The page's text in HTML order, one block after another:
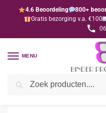
4.6 Beoordeling 800+
Gratis bezorging v.a. €100
MENU
Home Disposables /